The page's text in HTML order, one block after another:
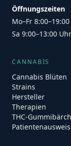
Öffnungszeiten
Mo–Fr
Sa 9:00–13:00 Uhr
CANNABIS
Cannabis Blüten
Strains
Hersteller
Therapien
THC-
Patientenausweis